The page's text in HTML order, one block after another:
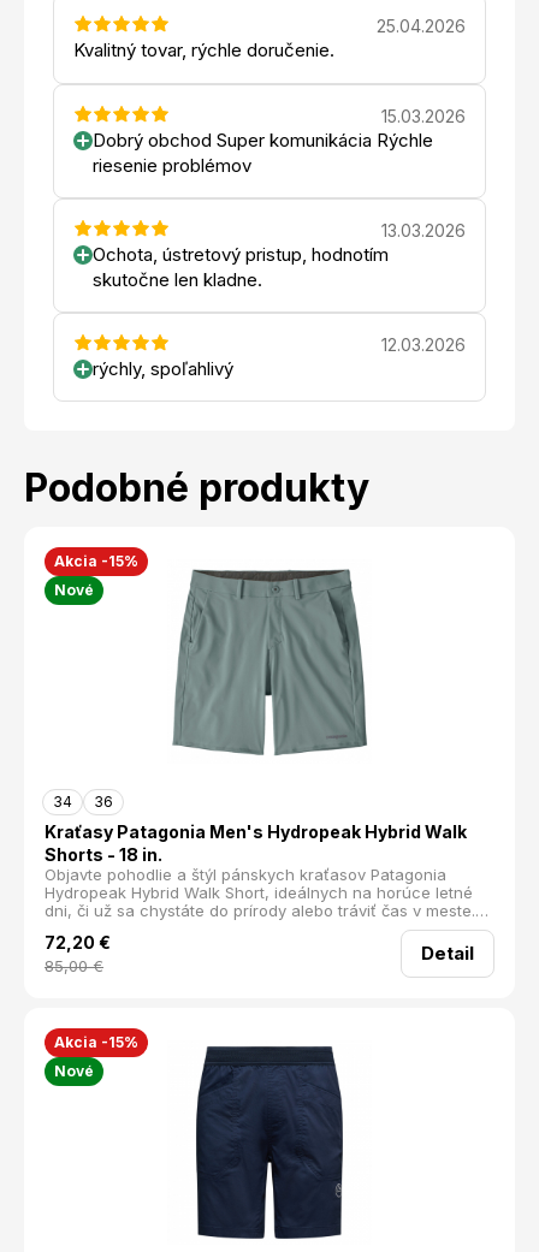
25.04.2026
Kvalitný tovar, rýchle doručenie.
15.03.2026
Dobrý obchod Super komunikácia Rýchle
riesenie problémov
13.03.2026
Ochota, ústretový pristup, hodnotím
skutočne len kladne.
12.03.2026
rýchly, spoľahlivý
Podobné produkty
Akcia -15%
Nové
34 36
Kraťasy Patagonia Men's Hydropeak Hybrid Walk
Shorts - 18 in.
Objavte pohodlie a štýl pánskych kraťasov Patagonia
Hydropeak Hybrid Walk Short, ideálnych na horúce letné
dni, či už sa chystáte do prírody alebo tráviť čas v meste.
Tieto kraťasy sú navrhnuté tak, aby vám poskytli
maximálny komfort a funkčnosť, nech už sa rozhodnete
pre akúkoľvek aktivitu.
72,20 €
85,00€
Detail
Akcia -15%
Nové